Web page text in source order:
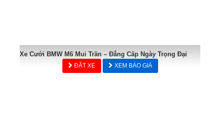
Xe Cưới BMW M6 Mui Trần – Đẳng Cấp Ngày Trọng Đại
ĐẶT XE XEM BÁO GIÁ